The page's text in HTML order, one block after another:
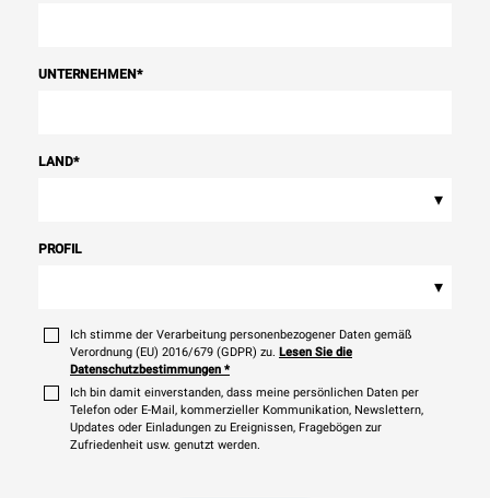
UNTERNEHMEN*
LAND*
▾
PROFIL
▾
Ich stimme der Verarbeitung personenbezogener Daten gemäß
Verordnung (EU) 2016/679 (GDPR) zu. Lesen Sie die
Datenschutzbestimmungen *
Ich bin damit einverstanden, dass meine persönlichen Daten per
Telefon oder E-Mail, kommerzieller Kommunikation, Newslettern,
Updates oder Einladungen zu Ereignissen, Fragebögen zur
Zufriedenheit usw. genutzt werden.